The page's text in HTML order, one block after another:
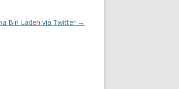
Bin Laden via Twitter →